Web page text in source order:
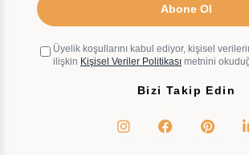
Abone Ol
Üyelik koşullarını kabul ediyor, kişisel
ilişkin Kişisel Veriler Politikası metnini
Bizi Takip Edin